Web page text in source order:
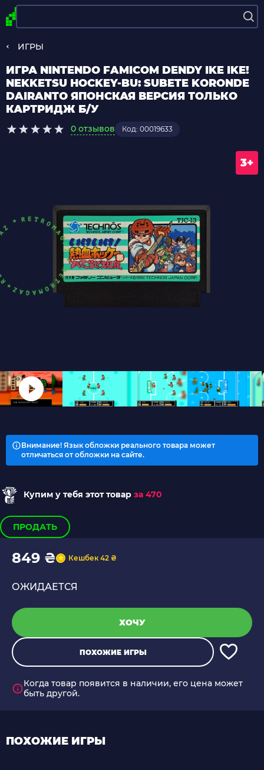
ИГРЫ
ИГРА NINTENDO FAMICOM DENDY IKE IKE!
NEKKETSU HOCKEY-BU: SUBETE KORONDE
DAIRANTO ЯПОНСКАЯ ВЕРСИЯ ТОЛЬКО
КАРТРИДЖ Б/У
0 отзывов Код: 00019633
3+
Внимание! Язык обложки реального товара может
отличаться от обложки на сайте.
Купим у тебя этот товар за 470
ПРОДАТЬ
849 ₴ Кешбек 42 ₴
ОЖИДАЕТСЯ
ХОЧУ
ПОХОЖИЕ ИГРЫ
Когда товар появится в наличии, его цена может
быть другой.
ПОХОЖИЕ ИГРЫ